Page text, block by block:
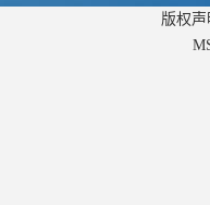
版权声